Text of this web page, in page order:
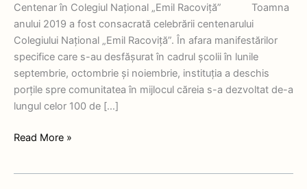
Centenar în Colegiul Național „Emil Racoviță” Toamna
anului 2019 a fost consacrată celebrării centenarului
Colegiului Național „Emil Racoviță”. În afara manifestărilor
specifice care s-au desfășurat în cadrul școlii în lunile
septembrie, octombrie și noiembrie, instituția a deschis
porțile spre comunitatea în mijlocul căreia s-a dezvoltat de-a
lungul celor 100 de […]
Read More »